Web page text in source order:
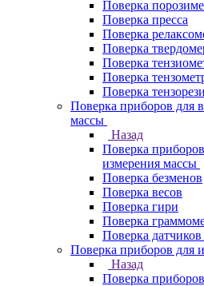
Поверка
Поверка пресса
Поверка
Поверка
Поверка
Поверка
Поверка
Поверка приборов для
массы
Назад
Поверка
измерения массы
Поверка безменов
Поверка весов
Поверка гири
Поверка
Поверка
Поверка приборов для
Назад
Поверка